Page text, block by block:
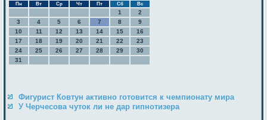
Пн Вт Ср Чт Пт Сб Вс
1
2
3
4 5 6 7 8
9
10
11 12 13 14 15
16
17
18 19 20 21 22
23
24
25 26 27 28 29
30
31
Фигурист Ковтун активно готовится к чемпионату мира
У Черчесова чуток ли не дар гипнотизера